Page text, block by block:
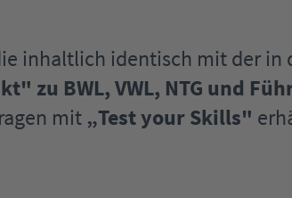
inhaltlich identisch mit der in
zu BWL, VWL, NTG und
mit „Test your Skills"